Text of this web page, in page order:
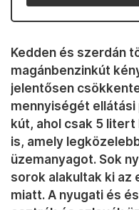
Kedden és szerdán
magánbenzinkút
jelentősen
mennyiségét ellátási
kút, ahol csak 5
is, amely
üzemanyagot. Sok
sorok alakultak ki az
miatt. A nyugati és